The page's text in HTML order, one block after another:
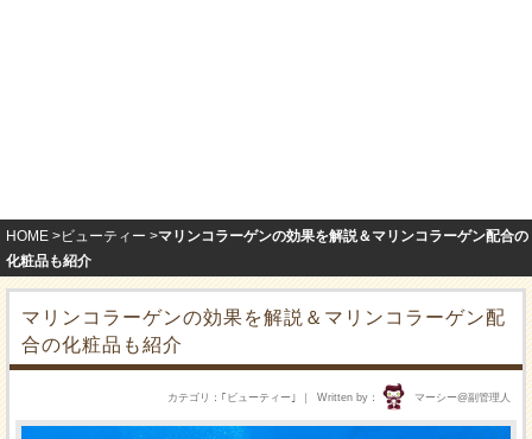
HOME ビューティー
マリンコラーゲンの効果を解説＆マリンコラーゲン配合の
化粧品も紹介
マリンコラーゲンの効果を解説＆マリンコラーゲン配
合の化粧品も紹介
Written by マーシー@副管理人
カテゴリ ｢ ビューティー ｣